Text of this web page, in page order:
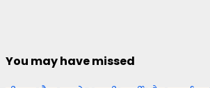
You may have missed